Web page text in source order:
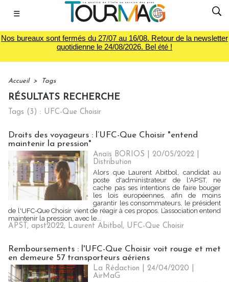
☰
Nos bureaux sont fermés du 27/07 au 16/08. Retour de la newsletter
quotidienne le 24/08/2026. Bel été !
Accueil > Tags
RÉSULTATS RECHERCHE
Tags (3) : UFC-Que Choisir
Droits des voyageurs : l’UFC-Que Choisir "entend
maintenir la pression"
Anaïs BORIOS | 20/05/2022
Distribution
Alors que Laurent Abitbol, candidat au
poste d'administrateur de l'APST, ne
cache pas ses intentions de faire bouger
les lois européennes, afin de moins
garantir les consommateurs, le président
de l'UFC-Que Choisir vient de réagir à ces propos. L’association entend
maintenir la pression, avec le...
APST , apst2022, Laurent Abitbol, UFC-Que Choisir
Remboursements : l'UFC-Que Choisir voit rouge et met
en demeure 57 transporteurs aériens
La Rédaction | 24/04/2020
AirMaG